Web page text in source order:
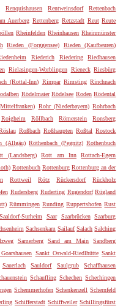
Renquishausen Rentweinsdorf
Rettenbach
Auerberg Rettenberg Retzstadt Reut Reute
Rheinfelden Rheinhausen Rheinmünster
Rieden (Forggensee)
Rieden (Kaufbeuren)
Riederich Riedering
Riedhausen
Rielasingen-Worblingen Rieneck Riesbürg
(Rottal-Inn) Rimpar Rimsting Rinchnach
Rödelmaier Rödelsee Roden Rödental
Rohr (Niederbayern) Rohrbach
Roigheim Röllbach Römerstein
Ronsberg
Roßbach Roßhaupten Roßtal Rostock
(Allgäu) Röthenbach (Pegnitz) Rothenbuch
(Landsberg) Rott am Inn
Rottach-Egern
Rottenbuch Rottenburg Rottenburg an der
Rottweil Rötz Rückersdorf
Rückholz
Rudersberg Ruderting Rugendorf Rügland
Rümmingen Runding Ruppertshofen Rust
Saaldorf-Surheim Saar Saarbrücken
Saarburg
Sachsenkam Sailauf Salach Salching
Samerberg Sand am Main
Sandberg
Sankt Oswald-Riedlhütte Sankt
Sauerlach Sauldorf Saulgrub
Schaffhausen
Schaufling Schechen Schechingen
Schemmerhofen Schenkenzell Schernfeld
Schifferstadt Schiffweiler Schillingsfürst